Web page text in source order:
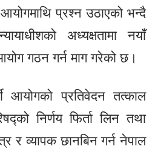
प्रश्न उठाएको भन्दै
अध्यक्षतामा नयाँ
गठन गर्न माग गरेको छ।
आयोगको प्रतिवेदन तत्काल
निर्णय फिर्ता लिन तथा
र व्यापक छानबिन गर्न नेपाल